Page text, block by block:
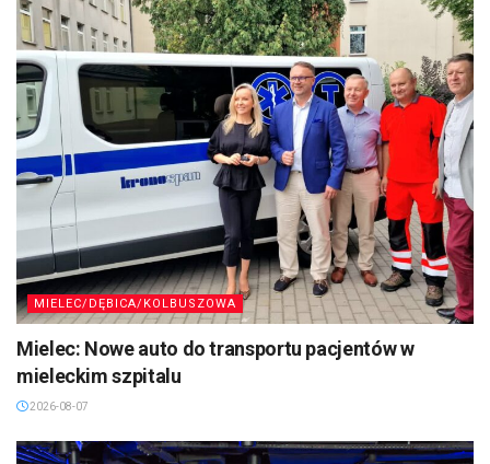
MIELEC/DĘBICA/KOLBUSZOWA
Mielec: Nowe auto do transportu pacjentów w
mieleckim szpitalu
2026-08-07